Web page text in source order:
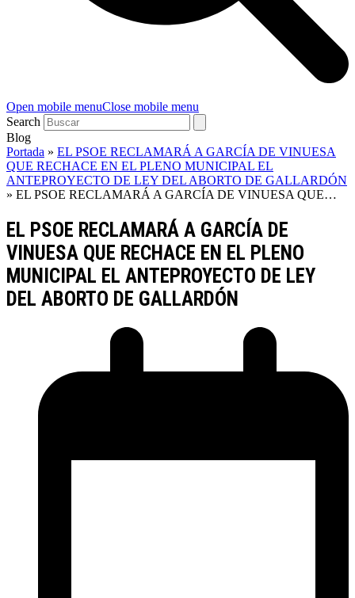
Open mobile menuClose mobile menu
Search
Blog
Portada » EL PSOE RECLAMARÁ A GARCÍA DE VINUESA
QUE RECHACE EN EL PLENO MUNICIPAL EL
ANTEPROYECTO DE LEY DEL ABORTO DE GALLARDÓN
» EL PSOE RECLAMARÁ A GARCÍA DE VINUESA QUE…
EL PSOE RECLAMARÁ A GARCÍA DE
VINUESA QUE RECHACE EN EL PLENO
MUNICIPAL EL ANTEPROYECTO DE LEY
DEL ABORTO DE GALLARDÓN